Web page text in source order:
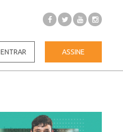
ENTRAR ASSINE